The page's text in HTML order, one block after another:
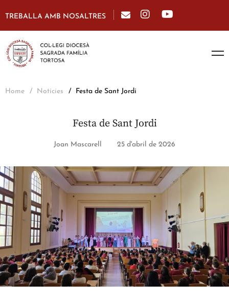
TREBALLA AMB NOSALTRES
Home Notícies Festa de Sant Jordi
Festa de Sant Jordi
Joan Mascarell 25 d'abril de 2026